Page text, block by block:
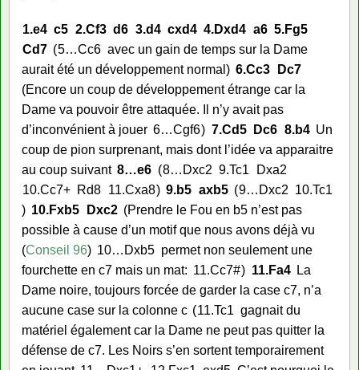
1.e4 c5 2.Cf3 d6 3.d4 cxd4 4.Dxd4 a6 5.Fg5
Cd7
5…Cc6 avec un gain de temps sur la Dame
aurait été un développement normal
6.Cc3
Dc7
Encore un coup de développement étrange car la
Dame va pouvoir être attaquée. Il n’y avait pas
d’inconvénient à jouer 6…Cgf6 7.Cd5 Dc6 8.b4 Un
coup de pion surprenant, mais dont l’idée va apparaitre
au coup suivant 8…e6 8… Dxc2 9.Tc1
Dxa2
10.Cc7+ Rd8 11.Cxa8 9.b5 axb5 9… Dxc2 10.Tc1
10.Fxb5 Dxc2
Prendre le Fou en b5 n’est pas
possible à cause d’un motif que nous avons déjà vu
(Conseil 96) 10… Dxb5 permet non seulement une
fourchette en c7 mais un mat: 11.Cc7# 11.Fa4
La
Dame noire, toujours forcée de garder la case c7, n’a
aucune case sur la colonne c
11.Tc1 gagnait du
matériel également car la Dame ne peut pas quitter la
défense de c7. Les Noirs s’en sortent temporairement